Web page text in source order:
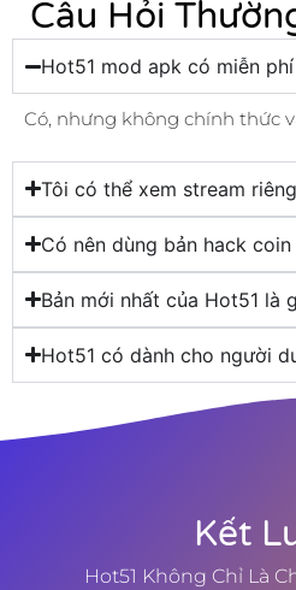
Câu Hỏi
Hot51 mod apk có miễn
Có, nhưng không chính thức
Tôi có thể xem stream
Có nên dùng bản hack
Bản mới nhất của Hot51 là
Hot51 có dành cho người
Kết
Hot51 Không Chỉ Là